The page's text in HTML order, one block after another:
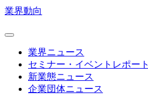
業界動向
業界ニュース
セミナー・イベントレポート
新業態ニュース
企業団体ニュース